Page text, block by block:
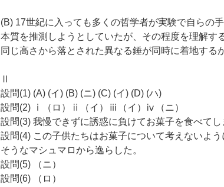
(B) 17世紀に入っても多くの哲学者が実験で自らの
本質を推測しようとしていたが、その程度を理解す
同じ高さから落とされた異なる錘が同時に着地する
Ⅱ
設問(1) (A) (イ) (B) (ニ) (C) (イ) (D) (ハ)
設問(2) ⅰ（ロ）ⅱ（イ）ⅲ（イ）ⅳ（ニ）
設問(3) 我慢できずに誘惑に負けてお菓子を食べてし
設問(4) この子供たちはお菓子について考えないよ
そうなマシュマロから逸らした。
設問(5) （ニ）
設問(6) （ロ）